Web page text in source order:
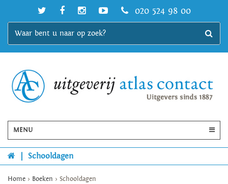
020 524 98 00
MENU
Schooldagen
Home > Boeken > Schooldagen